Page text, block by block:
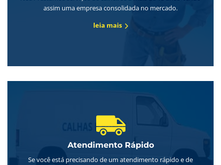
assim uma empresa consolidada no mercado.
leia mais
Atendimento Rápido
Se você está precisando de um atendimento rápido e de